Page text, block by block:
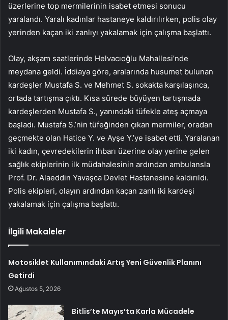
üzerlerine top mermilerinin isabet etmesi sonucu
yaralandı. Yaralı kadınlar hastaneye kaldırılırken, polis olay
yerinden kaçan iki zanlıyı yakalamak için çalışma başlattı.
Olay, akşam saatlerinde Helvacıoğlu Mahallesi’nde
meydana geldi. İddiaya göre, aralarında husumet bulunan
kardeşler Mustafa S. ve Mehmet S. sokakta karşılaşınca,
ortada tartışma çıktı. Kısa sürede büyüyen tartışmada
kardeşlerden Mustafa S., yanındaki tüfekle ateş açmaya
başladı. Mustafa S.’nin tüfeğinden çıkan mermiler, oradan
geçmekte olan Hatice Y. ve Ayşe Y.’ye isabet etti. Yaralanan
iki kadın, çevredekilerin ihbarı üzerine olay yerine gelen
sağlık ekiplerinin ilk müdahalesinin ardından ambulansla
Prof. Dr. Alaeddin Yavaşca Devlet Hastanesine kaldırıldı.
Polis ekipleri, olayın ardından kaçan zanlı iki kardeşi
yakalamak için çalışma başlattı.
İlgili Makaleler
Motosiklet Kullanımındaki Artış Yeni Güvenlik Planını
Getirdi
Ağustos 5, 2026
Bitlis’te Mayıs’ta Karla Mücadele